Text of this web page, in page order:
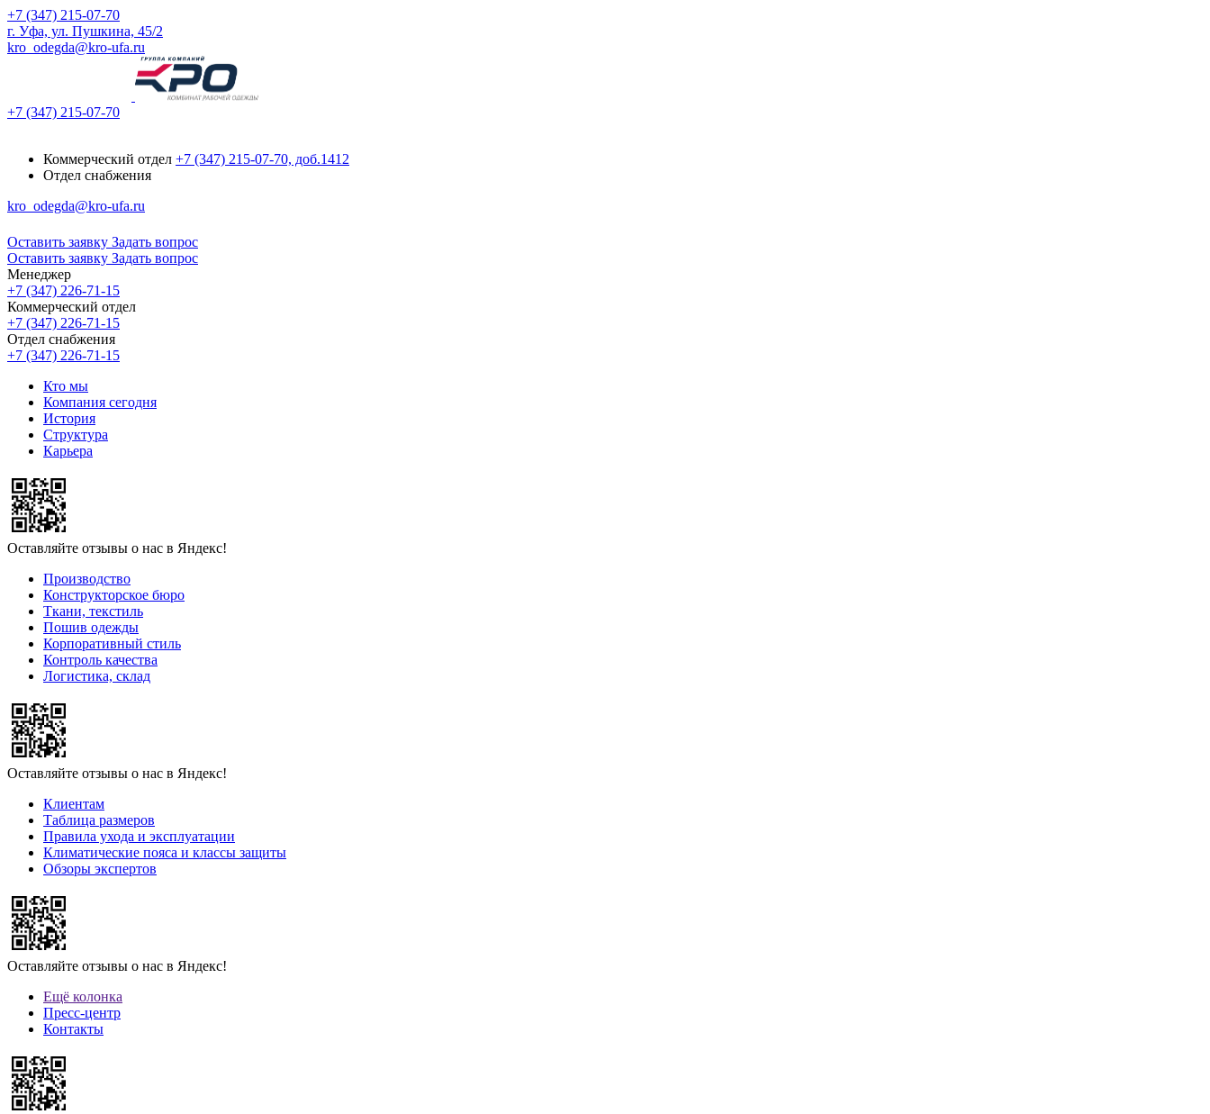
+7 (347) 215-07-70
г. Уфа, ул. Пушкина, 45/2
kro_odegda@kro-ufa.ru
+7 (347) 215-07-70
Коммерческий отдел +7 (347) 215-07-70, доб.1412
Отдел снабжения
kro_odegda@kro-ufa.ru
Оставить заявку Задать вопрос
Оставить заявку Задать вопрос
Менеджер
+7 (347) 226-71-15
Коммерческий отдел
+7 (347) 226-71-15
Отдел снабжения
+7 (347) 226-71-15
Кто мы
Компания сегодня
История
Структура
Карьера
Оставляйте отзывы о нас в Яндекс!
Производство
Конструкторское бюро
Ткани, текстиль
Пошив одежды
Корпоративный стиль
Контроль качества
Логистика, склад
Оставляйте отзывы о нас в Яндекс!
Клиентам
Таблица размеров
Правила ухода и эксплуатации
Климатические пояса и классы защиты
Обзоры экспертов
Оставляйте отзывы о нас в Яндекс!
Ещё колонка
Пресс-центр
Контакты